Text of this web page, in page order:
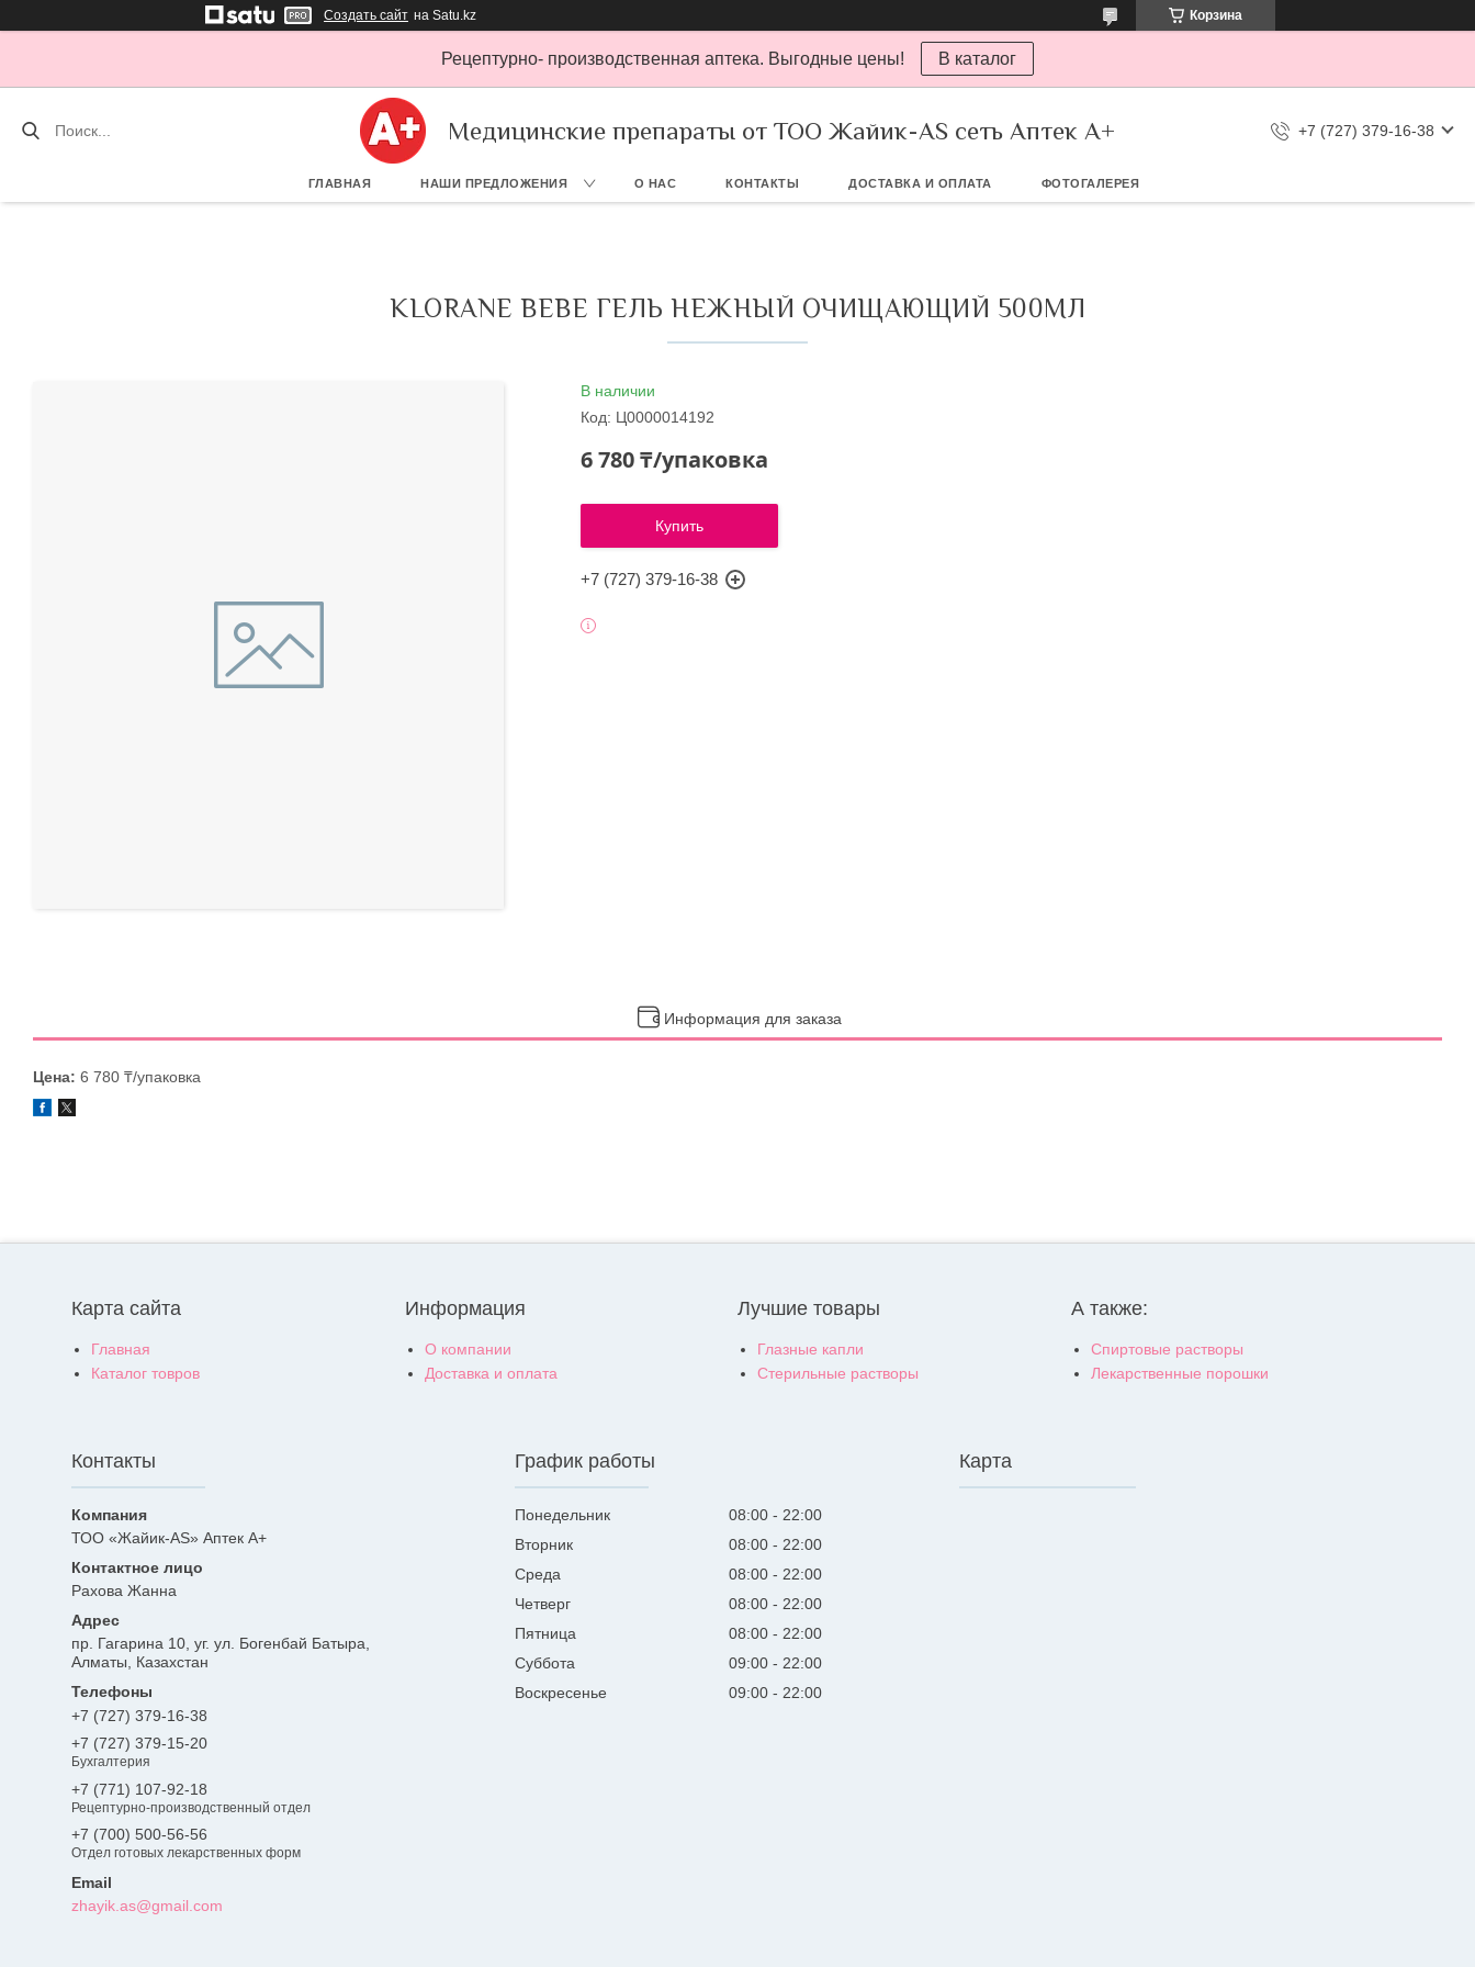
Создать сайт на Satu.kz Корзина
Рецептурно- производственная аптека. Выгодные цены! В каталог
Медицинские препараты от ТОО Жайик-AS сеть Аптек А+ +7 (727) 379-16-38
ГЛАВНАЯ НАШИ ПРЕДЛОЖЕНИЯ О НАС КОНТАКТЫ ДОСТАВКА И ОПЛАТА ФОТОГАЛЕРЕЯ
KLORANE BEBE ГЕЛЬ НЕЖНЫЙ ОЧИЩАЮЩИЙ 500МЛ
В наличии
Код: Ц0000014192
6 780 ₸/упаковка
Купить
+7 (727) 379-16-38
Информация для заказа
Цена: 6 780 ₸/упаковка
Карта сайта
Главная
Каталог товров
Информация
О компании
Доставка и оплата
Лучшие товары
Глазные капли
Стерильные растворы
А также:
Спиртовые растворы
Лекарственные порошки
Контакты
ТОО «Жайик-AS» Аптек А+
Рахова Жанна
пр. Гагарина 10, уг. ул. Богенбай Батыра,
Алматы, Казахстан
+7 (727) 379-16-38
+7 (727) 379-15-20
Бухгалтерия
+7 (771) 107-92-18
Рецептурно-производственный отдел
+7 (700) 500-56-56
Отдел готовых лекарственных форм
zhayik.as@gmail.com
График работы
Понедельник 08:00
22:00
Вторник
08:00
22:00
Среда
08:00
22:00
Четверг
08:00
22:00
Пятница
08:00
22:00
Суббота
09:00
22:00
Воскресенье
09:00 22:00
Карта